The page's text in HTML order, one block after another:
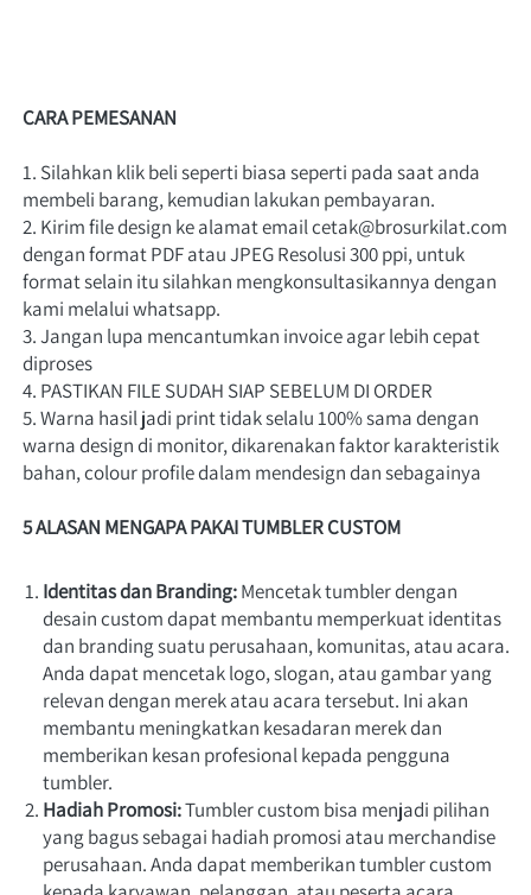
CARA PEMESANAN
1. Silahkan klik beli seperti biasa seperti pada saat anda
membeli barang, kemudian lakukan pembayaran.
2. Kirim file design ke alamat email cetak@brosurkilat.com
dengan format PDF atau JPEG Resolusi 300 ppi, untuk
format selain itu silahkan mengkonsultasikannya dengan
kami melalui whatsapp.
3. Jangan lupa mencantumkan invoice agar lebih cepat
diproses
4. PASTIKAN FILE SUDAH SIAP SEBELUM DI ORDER
5. Warna hasil jadi print tidak selalu 100% sama dengan
warna design di monitor, dikarenakan faktor karakteristik
bahan, colour profile dalam mendesign dan sebagainya
5 ALASAN MENGAPA PAKAI TUMBLER CUSTOM
Identitas dan Branding: Mencetak tumbler dengan
desain custom dapat membantu memperkuat identitas
dan branding suatu perusahaan, komunitas, atau acara.
Anda dapat mencetak logo, slogan, atau gambar yang
relevan dengan merek atau acara tersebut. Ini akan
membantu meningkatkan kesadaran merek dan
memberikan kesan profesional kepada pengguna
tumbler.
Hadiah Promosi: Tumbler custom bisa menjadi pilihan
yang bagus sebagai hadiah promosi atau merchandise
perusahaan. Anda dapat memberikan tumbler custom